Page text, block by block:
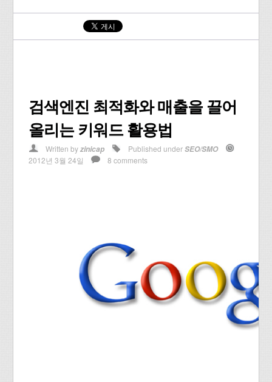
검색엔진 최적화와 매출을 끌어
올리는 키워드 활용법
Written byzinicap Published underSEO/SMO
2012년 3월 24일
8 comments